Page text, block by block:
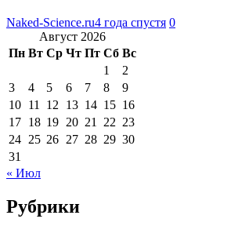
Naked-Science.ru4 года спустя 0
Август 2026
Пн Вт Ср Чт Пт Сб Вс
1
2
3
4 5 6 7 8
9
10 11 12 13 14 15 16
17 18 19 20 21 22 23
24 25 26 27 28 29 30
31
« Июл
Рубрики